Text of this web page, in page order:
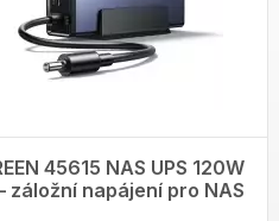
45615 NAS UPS 120W
záložní napájení pro NAS